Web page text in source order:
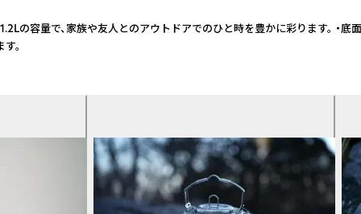
容量で、家族や友人とのアウトドアでのひと時を豊かに彩ります
。